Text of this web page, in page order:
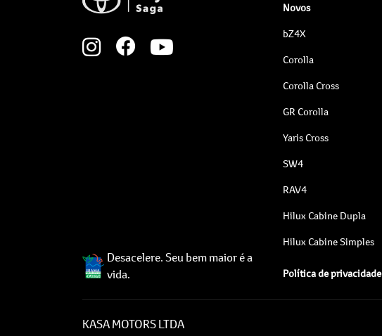
Desacelere. Seu bem maior é a
vida.
Novos
bZ4X
Corolla
Corolla Cross
GR Corolla
Yaris Cross
SW4
RAV4
Hilux Cabine Dupla
Hilux Cabine Simples
Política de privacidade
KASA MOTORS LTDA